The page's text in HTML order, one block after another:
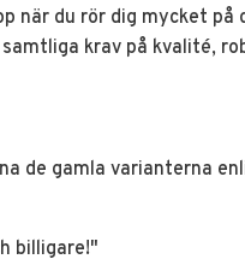
när du rör dig mycket på
krav på kvalité,
de gamla varianterna
billigare!"